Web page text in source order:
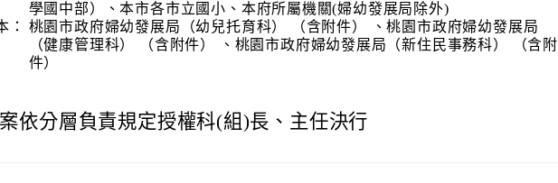
學國中部）、本市各市立國小、本府所屬機關(婦幼發展局除外)
：
桃園市政府婦幼發展局（幼兒托育科） （含附件） 、桃園市政府婦幼發展局
（健康管理科） （含附件） 、桃園市政府婦幼發展局（新住民事務科） （含附
件）
依分層負責規定授權科(組)長、主任決行